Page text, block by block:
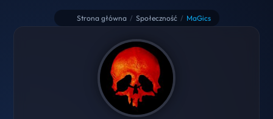
Strona główna / Społeczność / MaGics